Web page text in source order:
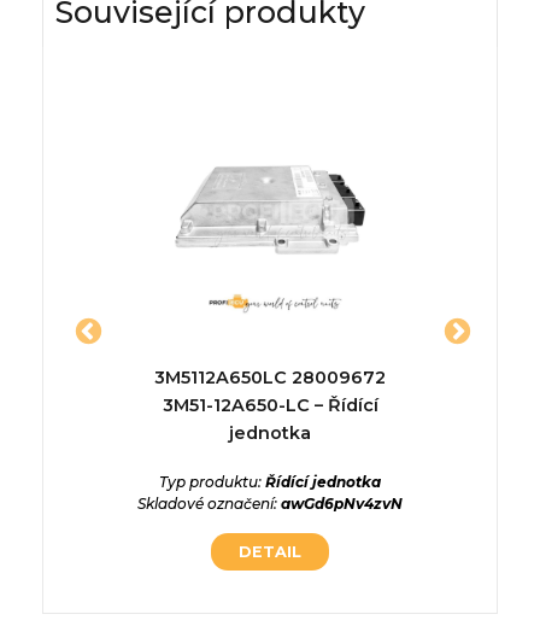
Související produkty
3M5112A650LC 28009672
3M51-12A650-LC – Řídící
jednotka
Typ produktu: Řídící jednotka
Skladové označení: awGd6pNv4zvN
DETAIL